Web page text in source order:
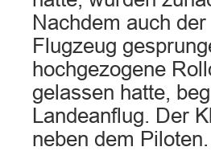
Nachdem auch
Flugzeug
hochgezogene
gelassen hatte,
Landeanflug. Der
neben dem Piloten.